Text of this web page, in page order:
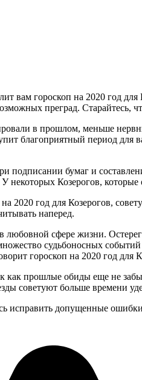
вам гороскоп на 2020 год
преград.
в прошлом, меньше
благоприятный период для
бумаг и
Козерогов, которые
год для Козерогов,
наперед.
сфере жизни.
судьбоносных
гороскоп на 2020 год для
как прошлые обиды еще не
советуют больше времени
исправить допущенные